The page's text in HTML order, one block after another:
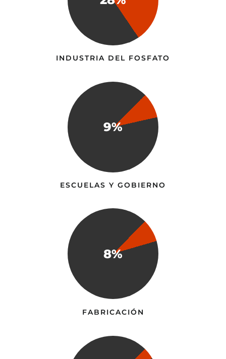
INDUSTRIA DEL FOSFATO
9%
ESCUELAS Y GOBIERNO
8%
FABRICACIÓN